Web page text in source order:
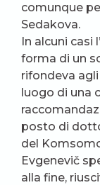
comunque
Sedakova.
In alcuni casi
forma di un
rifondeva
luogo di una
posto di
del
Evgenevič
alla fine,